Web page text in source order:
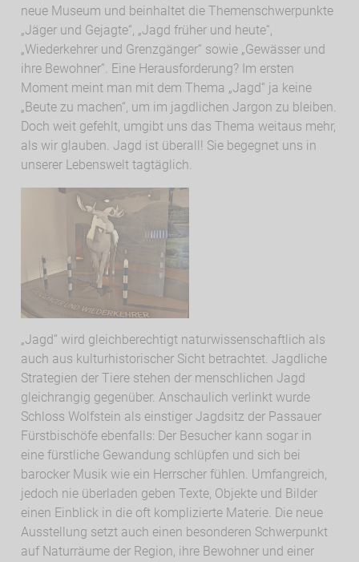
neue Museum und beinhaltet die Themenschwerpunkte
„Jäger und Gejagte“, „Jagd früher und heute“,
„Wiederkehrer und Grenzgänger“ sowie „Gewässer und
ihre Bewohner“. Eine Herausforderung? Im ersten
Moment meint man mit dem Thema „Jagd“ ja keine
„Beute zu machen“, um im jagdlichen Jargon zu bleiben.
Doch weit gefehlt, umgibt uns das Thema weitaus mehr,
als wir glauben. Jagd ist überall! Sie begegnet uns in
unserer Lebenswelt tagtäglich.
„Jagd“ wird gleichberechtigt naturwissenschaftlich als
auch aus kulturhistorischer Sicht betrachtet. Jagdliche
Strategien der Tiere stehen der menschlichen Jagd
gleichrangig gegenüber. Anschaulich verlinkt wurde
Schloss Wolfstein als einstiger Jagdsitz der Passauer
Fürstbischöfe ebenfalls: Der Besucher kann sogar in
eine fürstliche Gewandung schlüpfen und sich bei
barocker Musik wie ein Herrscher fühlen. Umfangreich,
jedoch nie überladen geben Texte, Objekte und Bilder
einen Einblick in die oft komplizierte Materie. Die neue
Ausstellung setzt auch einen besonderen Schwerpunkt
auf Naturräume der Region, ihre Bewohner und einer